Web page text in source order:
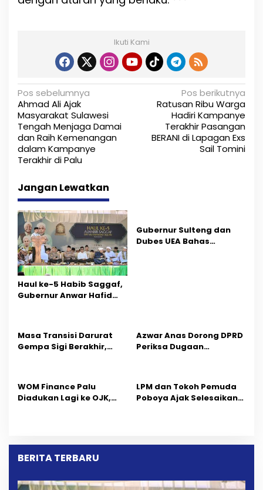
Ikuti Kami
N
a
v
i
a
s
i
p
o
s
Pos sebelumnya
Ahmad Ali Ajak
Masyarakat Sulawesi
Tengah Menjaga Damai
dan Raih Kemenangan
dalam Kampanye
Terakhir di Palu
Pos berikutnya
Ratusan Ribu Warga
Hadiri Kampanye
Terakhir Pasangan
BERANI di Lapagan Exs
Sail Tomini
Jangan Lewatkan
Haul ke-5 Habib Saggaf,
Gubernur Anwar Hafid
Gubernur Sulteng dan
Dubes UEA Bahas
Masa Transisi Darurat
Gempa Sigi Berakhir,
Azwar Anas Dorong DPRD
Periksa Dugaan
‎WOM Finance Palu
Diadukan Lagi ke OJK,
Dipersoalkan ‎
LPM dan Tokoh Pemuda
Poboya Ajak Selesaikan
BERITA TERBARU